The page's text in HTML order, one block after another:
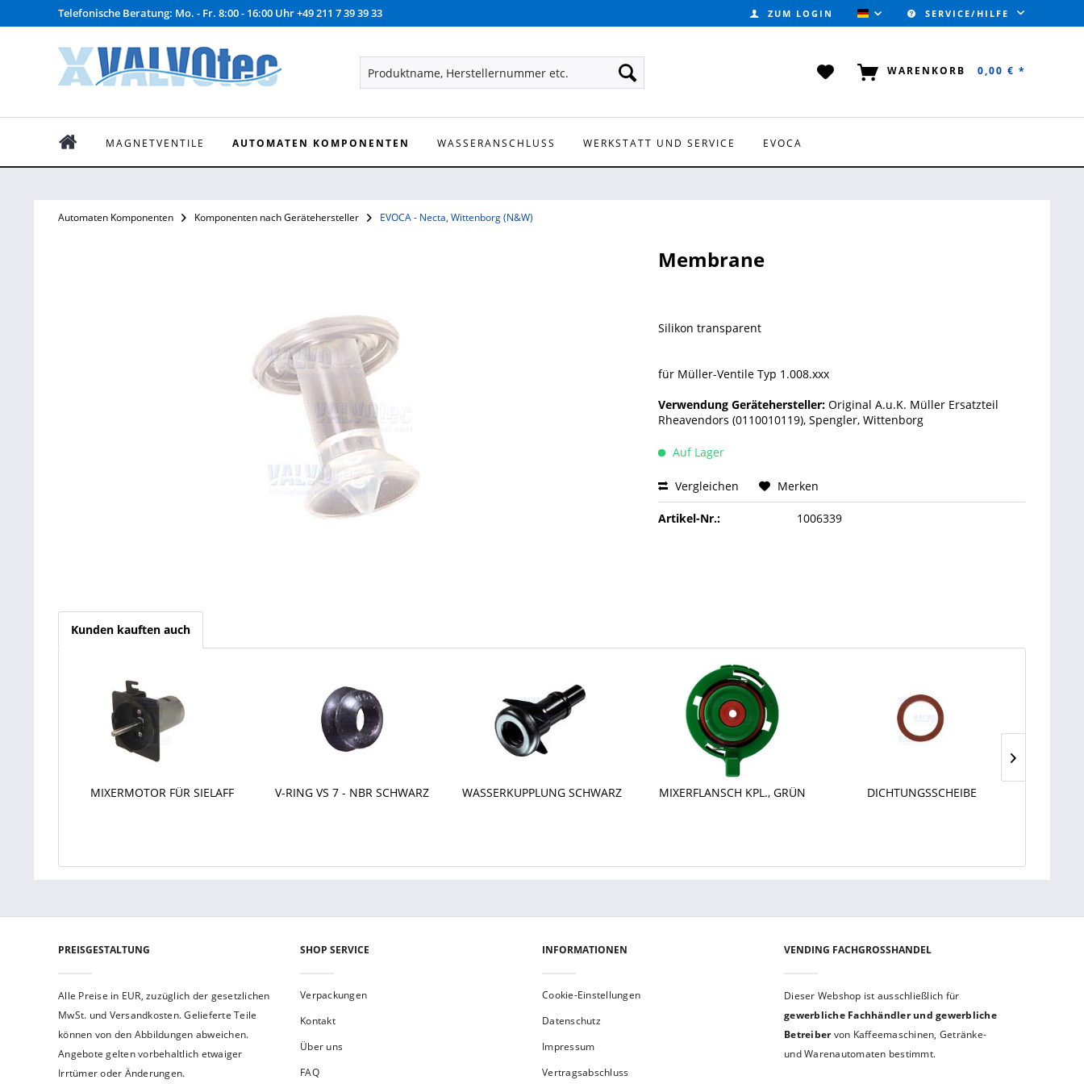
Telefonische Beratung: Mo. - Fr. 8:00 - 16:00 Uhr +49 211 7 39 39 33 ZUM LOGIN VALVOTEC (DEUTSCH)
SERVICE/HILFE
WARENKORB 0,00 € *
MAGNETVENTILE AUTOMATEN KOMPONENTEN WASSERANSCHLUSS WERKSTATT UND SERVICE EVOCA
Automaten Komponenten Komponenten nach Gerätehersteller EVOCA - Necta, Wittenborg (N&W)
Membrane
Silikon transparent
für Müller-Ventile Typ 1.008.xxx
Verwendung Gerätehersteller: Original A.u.K. Müller Ersatzteil
Rheavendors (0110010119), Spengler, Wittenborg
Auf Lager
Vergleichen Merken
Artikel-Nr.: 1006339
Kunden kauften auch
MIXERMOTOR FÜR SIELAFF V-RING VS 7 - NBR SCHWARZ WASSERKUPPLUNG SCHWARZ MIXERFLANSCH KPL., GRÜN DICHTUNGSSCHEIBE
PREISGESTALTUNG
Alle Preise in EUR, zuzüglich der gesetzlichen
MwSt. und Versandkosten. Gelieferte Teile
können von den Abbildungen abweichen.
Angebote gelten vorbehaltlich etwaiger
Irrtümer oder Änderungen.
SHOP SERVICE
Verpackungen
Kontakt
Über uns
FAQ
INFORMATIONEN
Cookie-Einstellungen
Datenschutz
Impressum
Vertragsabschluss
VENDING FACHGROSSHANDEL
Dieser Webshop ist aus­schließ­lich für
gewerbliche Fach­händler und gewerb­liche
Betreibervon Kaffeemaschinen, Getränke-
und Warenautomaten bestimmt.